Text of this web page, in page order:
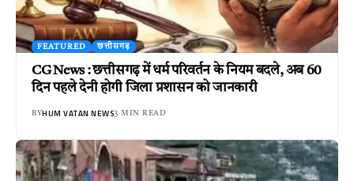
FEATURED छत्तीसगढ़
CG News : छत्तीसगढ़ में धर्म परिवर्तन के नियम बदले, अब 60
दिन पहले देनी होगी जिला प्रशासन को जानकारी
BYHUM VATAN NEWS3 MIN READ